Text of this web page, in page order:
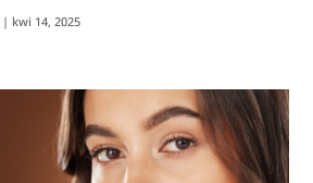
| kwi 14, 2025